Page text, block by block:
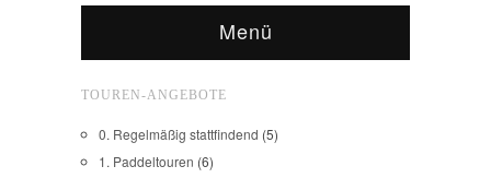
Menü
TOUREN-ANGEBOTE
0. Regelmäßig stattfindend (5)
1. Paddeltouren (6)